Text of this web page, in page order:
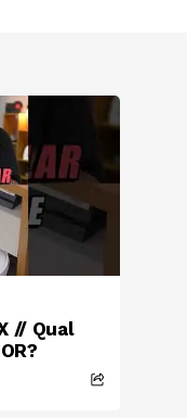
// Qual